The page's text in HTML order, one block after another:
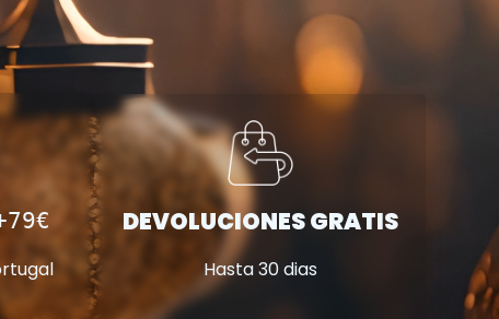
DEVOLUCIONES GRATIS
Hasta 30 dias